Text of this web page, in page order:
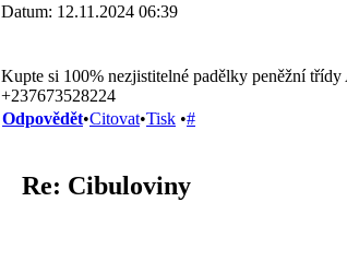
Datum: 12.11.2024 06:39
Kupte si 100% nezjistitelné padělky peněžní
+237673528224
Odpovědět•Citovat•Tisk •#
Re: Cibuloviny